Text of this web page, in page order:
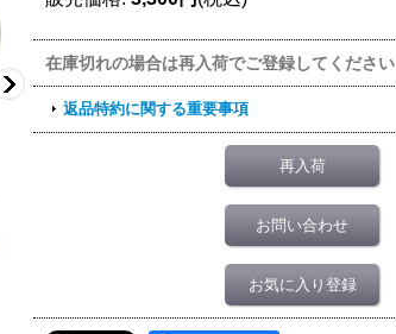
在庫切れの場合は再入荷でご登録してください
返品特約に関する重要事項
再入荷
お問い合わせ
お気に入り登録